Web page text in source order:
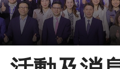
主頁